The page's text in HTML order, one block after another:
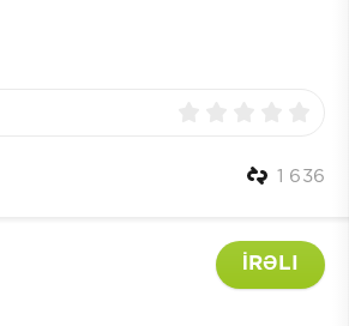
1 636
İRƏLI